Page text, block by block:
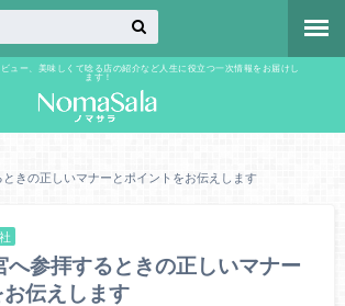
ュー、美味しくて唸る店の紹介など人生に役立つ一次情報をお届けし
ます！
きの正しいマナーとポイントをお伝えします
へ参拝するときの正しいマナー
伝えします